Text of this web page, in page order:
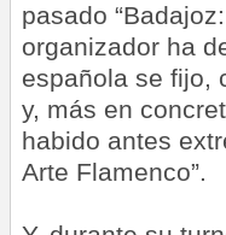
pasado
organizador ha
española se fijo,
y, más en
habido antes
Arte Flamenco”.